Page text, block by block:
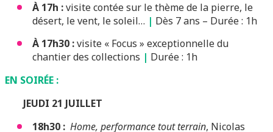
À 17h :visite contée sur le thème de la pierre, le
désert, le vent, le soleil… | Dès 7 ans – Durée : 1h
À 17h30 :visite « Focus » exceptionnelle du
chantier des collections | Durée : 1h
EN SOIRÉE :
JEUDI 21 JUILLET
18h30 : Home, performance tout terrain, Nicolas